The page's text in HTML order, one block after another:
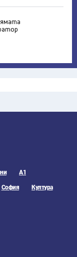
А1
София Култура